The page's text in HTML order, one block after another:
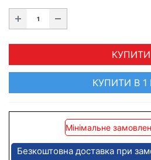
КУПИТИ
КУПИТИ В 1
Мінімальне
Безкоштовна доставка при